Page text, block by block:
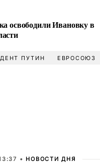
освободили Ивановку в
ПУТИН ЕВРОСОЮЗ
• НОВОСТИ ДНЯ